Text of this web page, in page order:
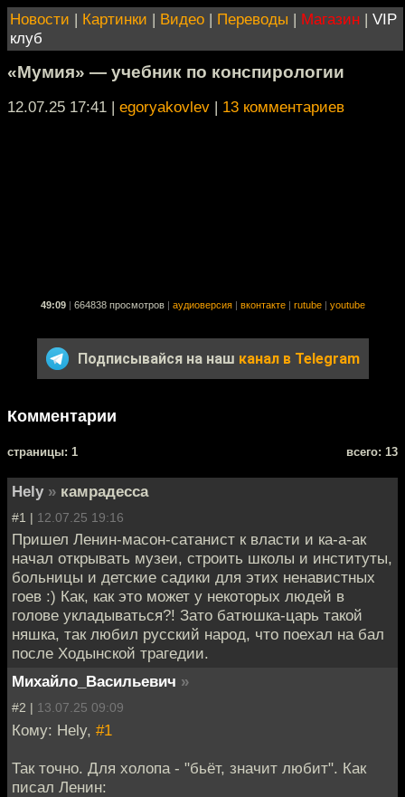
Новости | Картинки | Видео | Переводы | Магазин | VIP
клуб
«Мумия» — учебник по конспирологии
12.07.25 17:41 | egoryakovlev | 13 комментариев
49:09 664838 просмотров аудиоверсия вконтакте rutube youtube
Подписывайся на наш канал в Telegram
Комментарии
cтраницы: 1 всего: 13
Hely » камрадесса
#1 | 12.07.25 19:16
Пришел Ленин-масон-сатанист к власти и ка-а-ак
начал открывать музеи, строить школы и институты,
больницы и детские садики для этих ненавистных
гоев :) Как, как это может у некоторых людей в
голове укладываться?! Зато батюшка-царь такой
няшка, так любил русский народ, что поехал на бал
после Ходынской трагедии.
Михайло_Васильевич »
#2 | 13.07.25 09:09
Кому: Hely, #1
Так точно. Для холопа - "бьёт, значит любит". Как
писал Ленин: